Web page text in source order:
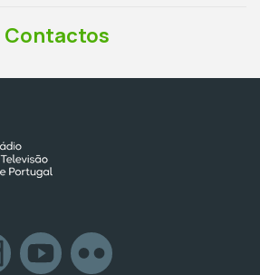
Contactos